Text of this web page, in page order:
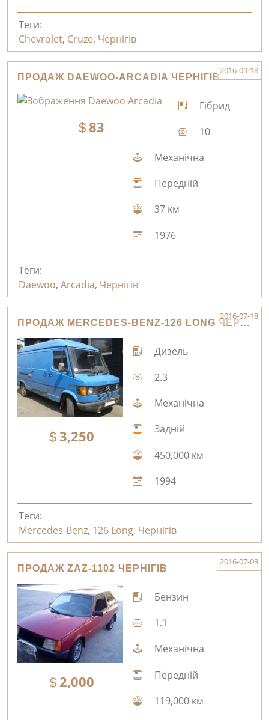
Теги:
Chevrolet, Cruze, Чернігів
ПРОДАЖ DAEWOO-ARCADIA ЧЕРНІГІВ
2016-09-18
83
Гібрид
10
Механічна
Передній
37 км
1976
Теги:
Daewoo, Arcadia, Чернігів
ПРОДАЖ MERCEDES-BENZ-126 LONG ЧЕРНІГІВ
2016-07-18
3,250
Дизель
2.3
Механічна
Задній
450,000 км
1994
Теги:
Mercedes-Benz, 126 Long, Чернігів
ПРОДАЖ ZAZ-1102 ЧЕРНІГІВ
2016-07-03
2,000
Бензин
1.1
Механічна
Передній
119,000 км